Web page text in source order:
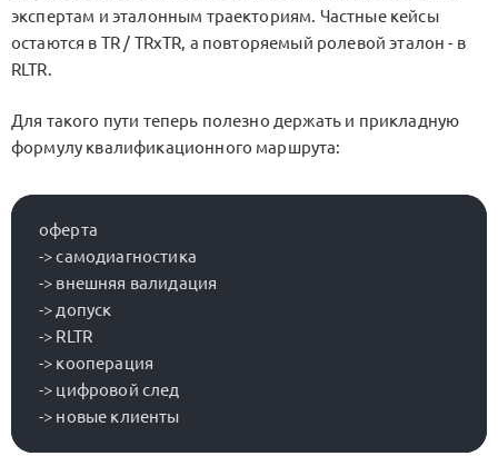
экспертам и эталонным траекториям. Частные кейсы
остаются в TR / TRxTR, а повторяемый ролевой эталон - в
RLTR.
Для такого пути теперь полезно держать и прикладную
формулу квалификационного маршрута:
оферта
-> самодиагностика
-> внешняя валидация
-> допуск
-> RLTR
-> кооперация
-> цифровой след